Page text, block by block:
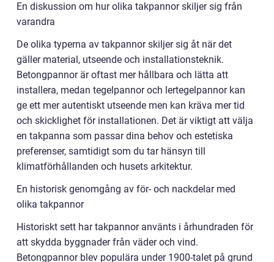
En diskussion om hur olika takpannor skiljer sig från
varandra
De olika typerna av takpannor skiljer sig åt när det
gäller material, utseende och installationsteknik.
Betongpannor är oftast mer hållbara och lätta att
installera, medan tegelpannor och lertegelpannor kan
ge ett mer autentiskt utseende men kan kräva mer tid
och skicklighet för installationen. Det är viktigt att välja
en takpanna som passar dina behov och estetiska
preferenser, samtidigt som du tar hänsyn till
klimatförhållanden och husets arkitektur.
En historisk genomgång av för- och nackdelar med
olika takpannor
Historiskt sett har takpannor använts i århundraden för
att skydda byggnader från väder och vind.
Betongpannor blev populära under 1900-talet på grund